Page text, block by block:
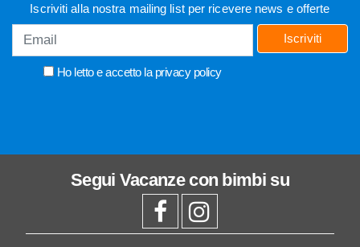
Iscriviti alla nostra mailing list per ricevere news e offerte
Ho letto e accetto la privacy policy
Iscriviti
Segui Vacanze con bimbi su